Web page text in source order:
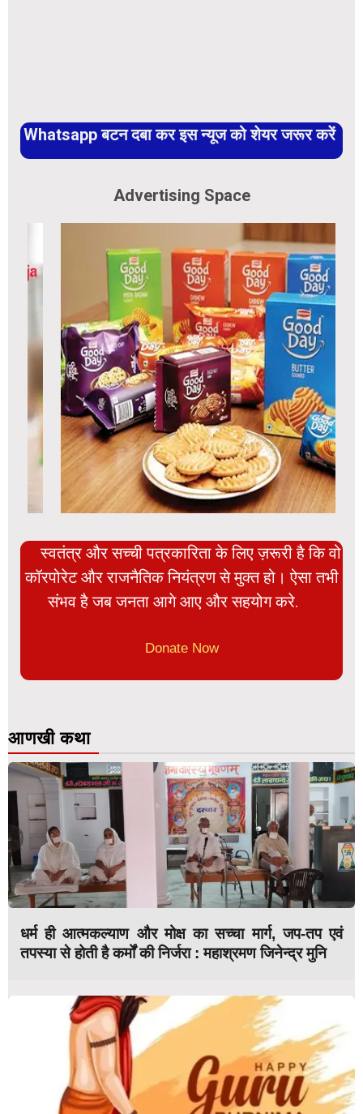
Whatsapp बटन दबा कर इस न्यूज को शेयर जरूर करें
Advertising Space
स्वतंत्र और सच्ची पत्रकारिता के लिए ज़रूरी है कि वो
कॉरपोरेट और राजनैतिक नियंत्रण से मुक्त हो। ऐसा तभी
संभव है जब जनता आगे आए और सहयोग करे.
Donate Now
आणखी कथा
धर्म ही आत्मकल्याण और मोक्ष का सच्चा मार्ग, जप-तप एवं
तपस्या से होती है कर्मों की निर्जरा : महाश्रमण जिनेन्द्र मुनि